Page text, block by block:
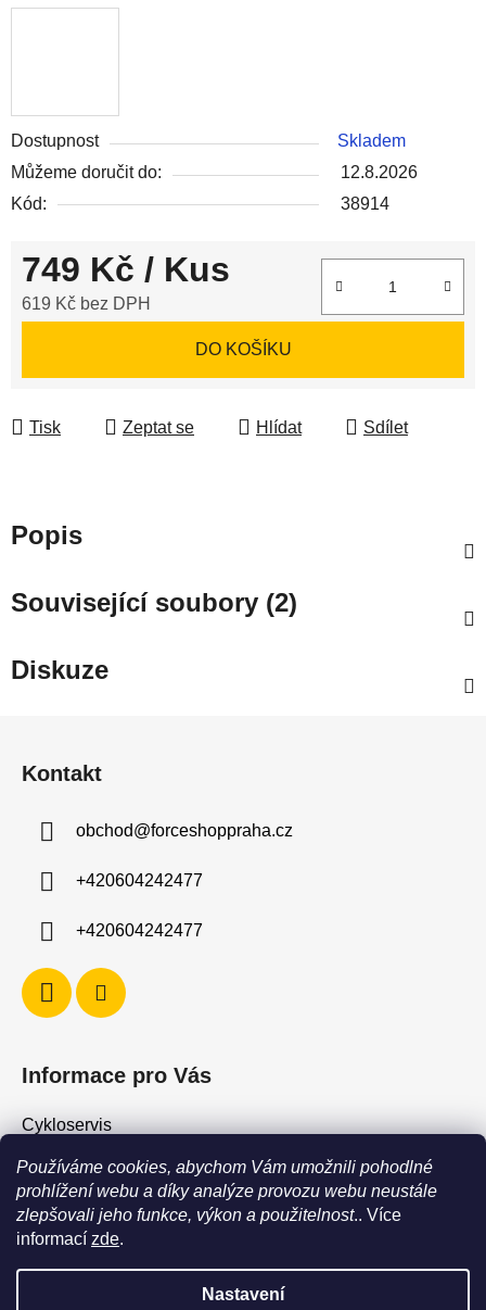
Používáme cookies, abychom Vám umožnili pohodlné
prohlížení webu a díky analýze provozu webu neustále
zlepšovali jeho funkce, výkon a použitelnost.. Více
informací zde.
Nastavení
Dostupnost
Skladem
Můžeme doručit do:
12.8.2026
Kód:
38914
749 Kč / Kus
619 Kč bez DPH
DO KOŠÍKU
Tisk Zeptat se Hlídat Sdílet
Popis
Související soubory (2)
Diskuze
Kontakt
obchod@forceshoppraha.cz
+420604242477
+420604242477
Informace pro Vás
Cykloservis
Skiservis
Obchodní podmínky
Podmínky ochrany osobních údajů